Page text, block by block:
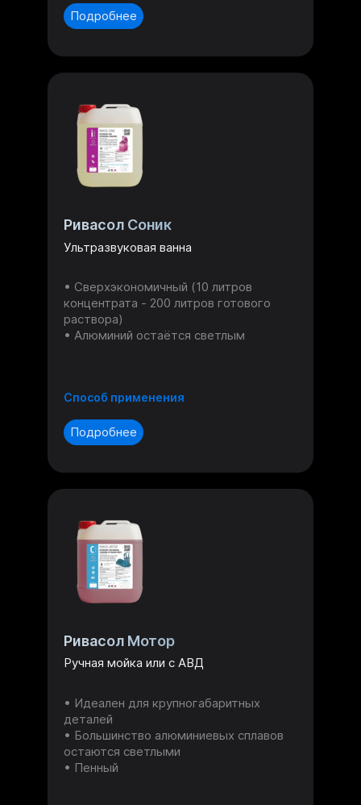
Подробнее
Ривасол Соник
Ультразвуковая ванна
Сверхэкономичный (10 литров
концентрата - 200 литров готового
раствора)
Алюминий остаётся светлым
Способ применения
Подробнее
Ривасол Мотор
Ручная мойка или с АВД
Идеален для крупногабаритных
деталей
Большинство алюминиевых сплавов
остаются светлыми
Пенный